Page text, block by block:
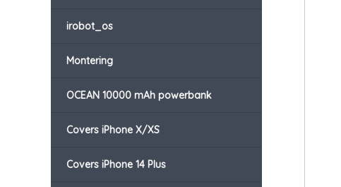
irobot_os
Montering
OCEAN 10000 mAh powerbank
Covers iPhone X/XS
Covers iPhone 14 Plus